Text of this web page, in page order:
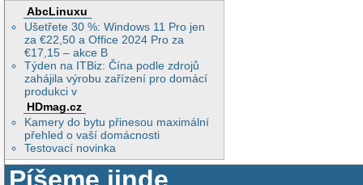
AbcLinuxu
Ušetřete 30 %: Windows 11 Pro jen
za €22,50 a Office 2024 Pro za
€17,15 – akce B
Týden na ITBiz: Čína podle zdrojů
zahájila výrobu zařízení pro domácí
produkci v
HDmag.cz
Kamery do bytu přinesou maximální
přehled o vaší domácnosti
Testovací novinka